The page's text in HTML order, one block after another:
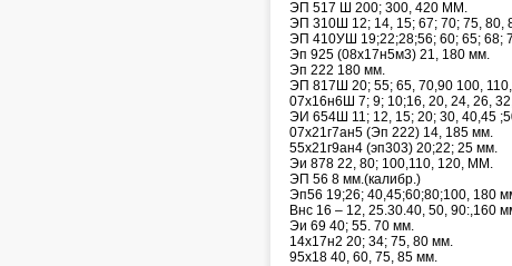
ЭП 517 Ш 200; 300, 420 ММ.
ЭП 310Ш 12; 14, 15; 67; 70; 75, 80,
ЭП 410УШ 19;22;28;56; 60; 65; 68;
Эп 925 (08х17н5м3) 21, 180 мм.
Эп 222 180 мм.
ЭП 817Ш 20; 55; 65, 70,90 100,
07х16н6Ш 7; 9; 10;16, 20, 24, 26,
ЭИ 654Ш 11; 12, 15; 20; 30, 40,45
07х21г7ан5 (Эп 222) 14, 185 мм.
55х21г9ан4 (эп303) 20;22; 25 мм.
Эи 878 22, 80; 100,110, 120, ММ.
ЭП 56 8 мм.(калибр.)
Эп56 19;26; 40,45;60;80;100, 180
Внс 16 – 12, 25.30.40, 50, 90:,160
Эи 69 40; 55. 70 мм.
14х17н2 20; 34; 75, 80 мм.
95х18 40, 60, 75, 85 мм.